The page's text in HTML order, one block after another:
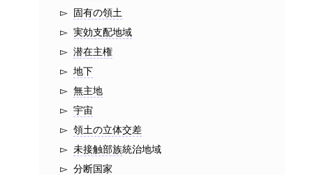
固有の領土
実効支配地域
潜在主権
地下
無主地
宇宙
領土の立体交差
未接触部族統治地域
分断国家